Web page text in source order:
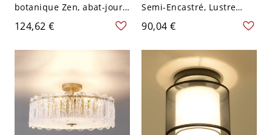
botanique Zen, abat-jour
lotus artistique & lumière
douce sans
éblouissement - 110 V-120
124,62 €
Semi-Encastré, Lustre
Rustique avec Abat-jours
en Verre Givré - 110 V-120
V 3
90,04 €